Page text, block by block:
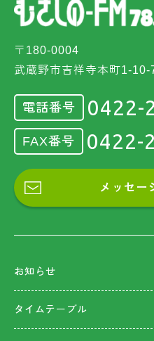
〒180-0004
武蔵野市吉祥寺本町1-
電話番号 0422-
FAX番号 0422-
メッセー
お知らせ
タイムテーブル